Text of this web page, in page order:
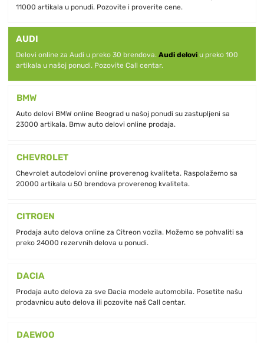
11000 artikala u ponudi. Pozovite i proverite cene.
AUDI
Delovi online za Audi u preko 30 brendova. Audi delovi u preko 100
artikala u našoj ponudi. Pozovite Call centar.
BMW
Auto delovi BMW online Beograd u našoj ponudi su zastupljeni sa
23000 artikala. Bmw auto delovi online prodaja.
CHEVROLET
Chevrolet autodelovi online proverenog kvaliteta. Raspolažemo sa
20000 artikala u 50 brendova proverenog kvaliteta.
CITROEN
Prodaja auto delova online za Citreon vozila. Možemo se pohvaliti sa
preko 24000 rezervnih delova u ponudi.
DACIA
Prodaja auto delova za sve Dacia modele automobila. Posetite našu
prodavnicu auto delova ili pozovite naš Call centar.
DAEWOO